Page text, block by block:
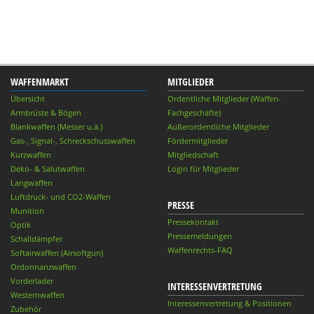
WAFFENMARKT
Übersicht
Armbrüste & Bögen
Blankwaffen (Messer u.ä.)
Gas-, Signal-, Schreckschusswaffen
Kurzwaffen
Deko- & Salutwaffen
Langwaffen
Luftdruck- und CO2-Waffen
Munition
Optik
Schalldämpfer
Softairwaffen (Airsoftgun)
Ordonnanzwaffen
Vorderlader
Westernwaffen
Zubehör
MITGLIEDER
Ordentliche Mitglieder (Waffen-
Fachgeschäfte)
Außerordentliche Mitglieder
Fördermitglieder
Mitgliedschaft
Login für Mitglieder
PRESSE
Pressekontakt
Pressemeldungen
Waffenrechts-FAQ
INTERESSENVERTRETUNG
Interessenvertretung & Positionen